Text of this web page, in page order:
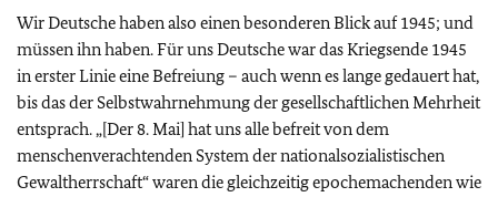
Wir Deutsche haben also einen besonderen Blick auf 1945; und
müssen ihn haben. Für uns Deutsche war das Kriegsende 1945
in erster Linie eine Befreiung – auch wenn es lange gedauert hat,
bis das der Selbstwahrnehmung der gesellschaftlichen Mehrheit
entsprach. „[Der 8. Mai] hat uns alle befreit von dem
menschenverachtenden System der nationalsozialistischen
Gewaltherrschaft“ waren die gleichzeitig epochemachenden wie